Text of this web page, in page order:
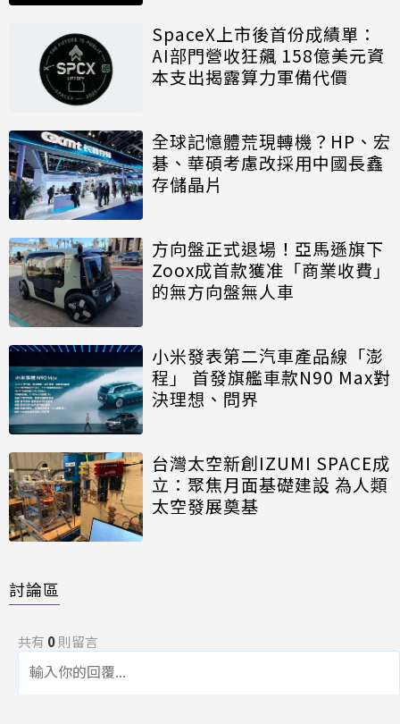
SpaceX上市後首份成績單：
AI部門營收狂飆 158億美元資
本支出揭露算力軍備代價
全球記憶體荒現轉機？HP、宏
碁、華碩考慮改採用中國長鑫
存儲晶片
方向盤正式退場！亞馬遜旗下
Zoox成首款獲准「商業收費」
的無方向盤無人車
小米發表第二汽車產品線「澎
程」 首發旗艦車款N90 Max對
決理想、問界
台灣太空新創IZUMI SPACE成
立：聚焦月面基礎建設 為人類
太空發展奠基
討論區
共有 0則留言